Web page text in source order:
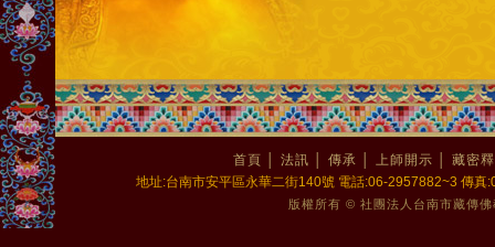
首頁 法訊 傳承 上師開示
藏密
地址:台南市安平區永華二街140號 電話:06-2957882~3 傳
版權所有 © 社團法人台南市藏傳